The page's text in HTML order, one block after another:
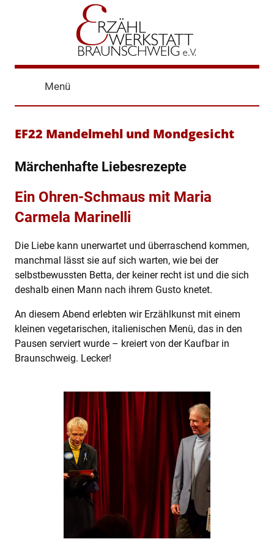
Erzählwerkstatt
Braunschweig
Erzählen
Offene
Braunschweig,
Menü
EF22 Mandelmehl und Mondgesicht
Märchenhafte Liebesrezepte
Ein Ohren-Schmaus mit Maria
Carmela Marinelli
Die Liebe kann unerwartet und überraschend kommen,
manchmal lässt sie auf sich warten, wie bei der
selbstbewussten Betta, der keiner recht ist und die sich
deshalb einen Mann nach ihrem Gusto knetet.
An diesem Abend erlebten wir Erzählkunst mit einem
kleinen vegetarischen, italienischen Menü, das in den
Pausen serviert wurde – kreiert von der Kaufbar in
Braunschweig. Lecker!